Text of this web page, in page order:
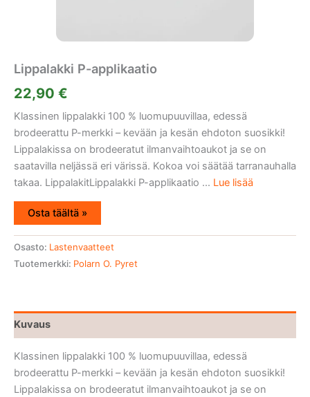
Lippalakki P-applikaatio
22,90 €
Klassinen lippalakki 100 % luomupuuvillaa, edessä
brodeerattu P-merkki – kevään ja kesän ehdoton suosikki!
Lippalakissa on brodeeratut ilmanvaihtoaukot ja se on
saatavilla neljässä eri värissä. Kokoa voi säätää tarranauhalla
takaa. LippalakitLippalakki P-applikaatio ... Lue lisää
Osta täältä »
Osasto: Lastenvaatteet
Tuotemerkki: Polarn O. Pyret
Kuvaus
Klassinen lippalakki 100 % luomupuuvillaa, edessä
brodeerattu P-merkki – kevään ja kesän ehdoton suosikki!
Lippalakissa on brodeeratut ilmanvaihtoaukot ja se on